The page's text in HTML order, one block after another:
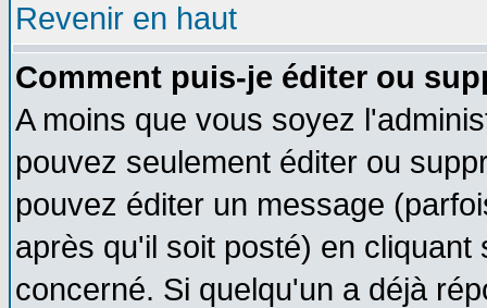
Revenir en haut
Comment puis-je éditer ou
A moins que vous soyez
pouvez seulement éditer ou
pouvez éditer un message
après qu'il soit posté) en
concerné. Si quelqu'un a déjà